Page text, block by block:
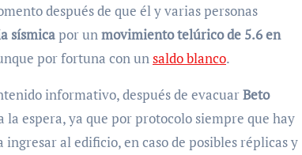
después de que él y varias personas
sísmicapor unmovimiento telúrico de 5.6 en
por fortuna con unsaldo blanco.
informativo, después de evacuarBeto
espera, ya que por protocolo siempre que hay
al edificio, en caso de posibles réplicas y